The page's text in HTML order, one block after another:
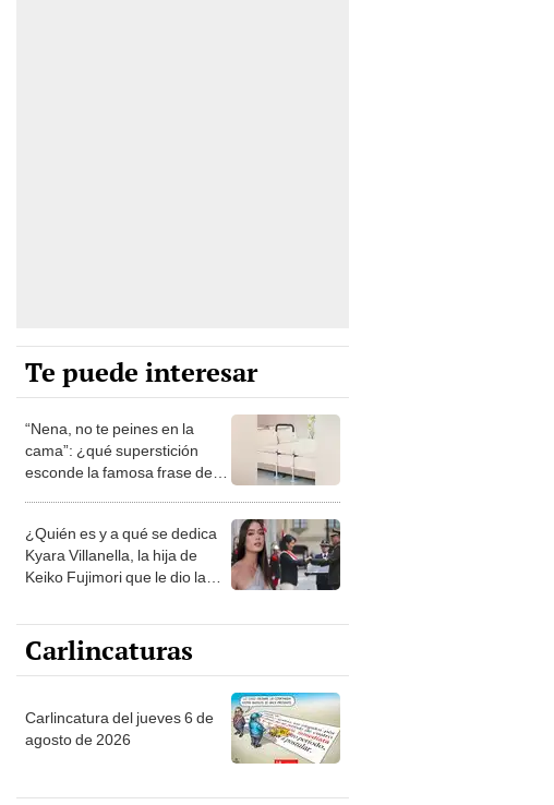
Te puede interesar
“Nena, no te peines en la
cama”: ¿qué superstición
esconde la famosa frase de
¿Quién es y a qué se dedica
Kyara Villanella, la hija de
Keiko Fujimori que le dio la
Carlincaturas
Carlincatura del jueves 6 de
agosto de 2026